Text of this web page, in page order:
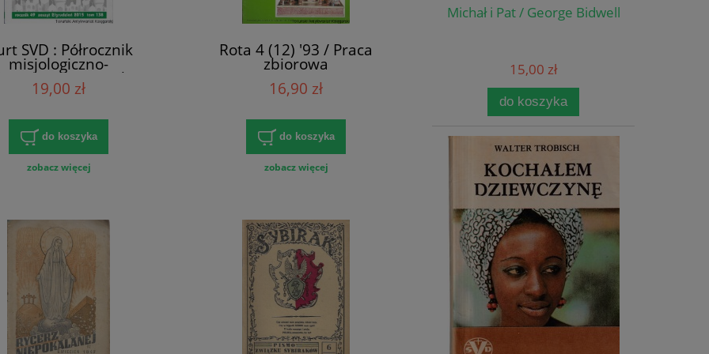
SVD : Półrocznik
misjologiczno-
rocznik 49
2/grudzień 2015 tom
Praca zbiorowa
19,00 zł
do koszyka
zobacz więcej
Rota 4 (12) '93 / Praca
zbiorowa
16,90 zł
do koszyka
zobacz więcej
Michał i Pat / George Bidwell
15,00 zł
do koszyka